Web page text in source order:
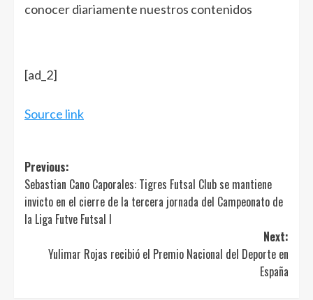
conocer diariamente nuestros contenidos
[ad_2]
Source link
Post
navigation
Previous:
Sebastian Cano Caporales: Tigres Futsal Club se mantiene
invicto en el cierre de la tercera jornada del Campeonato de
la Liga Futve Futsal I
Next:
Yulimar Rojas recibió el Premio Nacional del Deporte en
España